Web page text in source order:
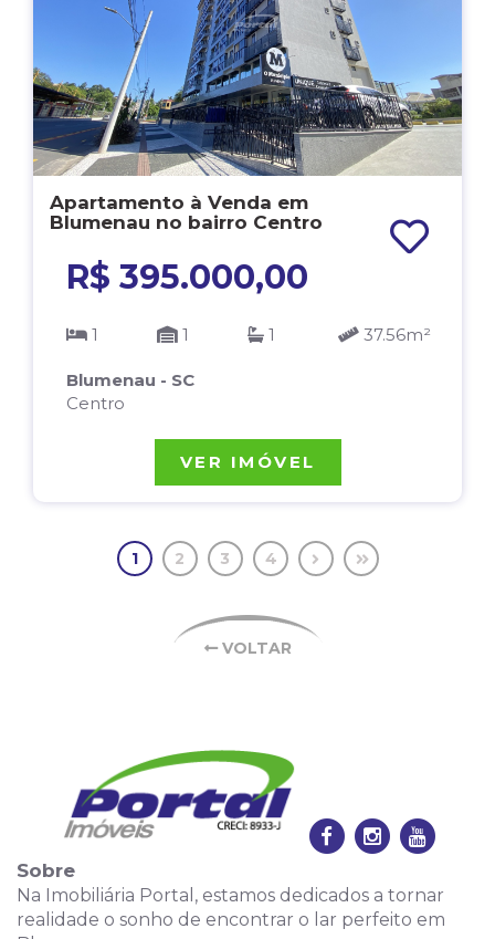
Apartamento à Venda em
Blumenau no bairro Centro
R$ 395.000,00
1 1 1 37.56m²
Blumenau - SC
Centro
VER IMÓVEL
1 2 3 4
VOLTAR
Sobre
Na Imobiliária Portal, estamos dedicados a tornar
realidade o sonho de encontrar o lar perfeito em